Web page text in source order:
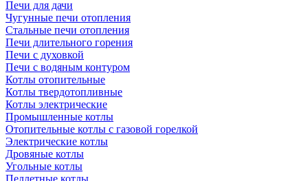
Печи для дачи
Чугунные печи отопления
Стальные печи отопления
Печи длительного горения
Печи с духовкой
Печи с водяным контуром
Котлы отопительные
Котлы твердотопливные
Котлы электрические
Промышленные котлы
Отопительные котлы с газовой горелкой
Электрические котлы
Дровяные котлы
Угольные котлы
Пеллетные котлы